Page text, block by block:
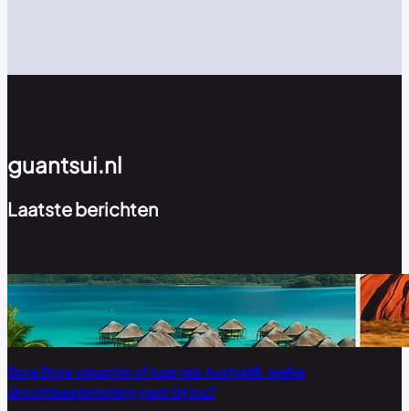
guantsui.nl
Laatste berichten
Bora Bora vakantie of luxe reis Australië: welke
droombestemming past bij jou?